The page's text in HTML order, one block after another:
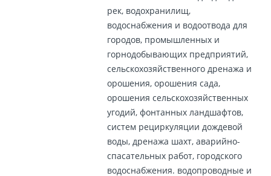
рек, водохранилищ,
водоснабжения и водоотвода для
городов, промышленных и
горнодобывающих предприятий,
сельскохозяйственного дренажа и
орошения, орошения сада,
орошения сельскохозяйственных
угодий, фонтанных ландшафтов,
систем рециркуляции дождевой
воды, дренажа шахт, аварийно-
спасательных работ, городского
водоснабжения. водопроводные и